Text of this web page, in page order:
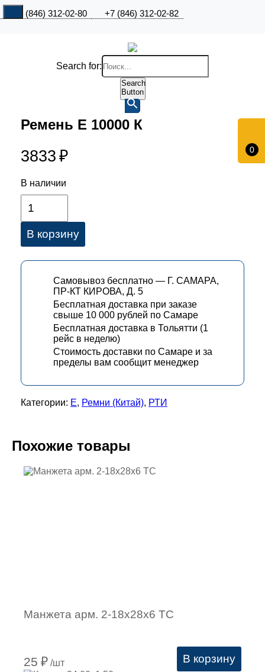
+7 (846) 312-02-80 +7 (846) 312-02-82
0
Search for:
Search
Button
Ремень Е 10000 К
3833 ₽
В наличии
В корзину
Самовывоз бесплатно — Г. САМАРА,
ПР-КТ КИРОВА, Д. 5
Бесплатная доставка при заказе
свыше 10 000 рублей по Самаре
Бесплатная доставка в Тольятти (1
рейс в неделю)
Стоимость доставки по Самаре и за
пределы вам сообщит менеджер
Категории: Е, Ремни (Китай), РТИ
Похожие товары
Манжета арм. 2-18х28х6 ТС
25 ₽ /шт В корзину